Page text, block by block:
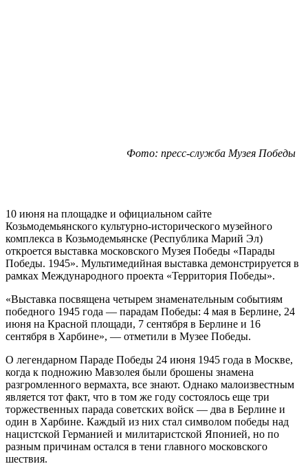
Фото: пресс-служба Музея Победы
10 июня на площадке и официальном сайте
Козьмодемьянского культурно-исторического музейного
комплекса в Козьмодемьянске (Республика Марий Эл)
откроется выставка московского Музея Победы «Парады
Победы. 1945». Мультимедийная выставка демонстрируется в
рамках Международного проекта «Территория Победы».
«Выставка посвящена четырем знаменательным событиям
победного 1945 года — парадам Победы: 4 мая в Берлине, 24
июня на Красной площади, 7 сентября в Берлине и 16
сентября в Харбине», — отметили в Музее Победы.
О легендарном Параде Победы 24 июня 1945 года в Москве,
когда к подножию Мавзолея были брошены знамена
разгромленного вермахта, все знают. Однако малоизвестным
является тот факт, что в том же году состоялось еще три
торжественных парада советских войск — два в Берлине и
один в Харбине. Каждый из них стал символом победы над
нацистской Германией и милитаристской Японией, но по
разным причинам остался в тени главного московского
шествия.